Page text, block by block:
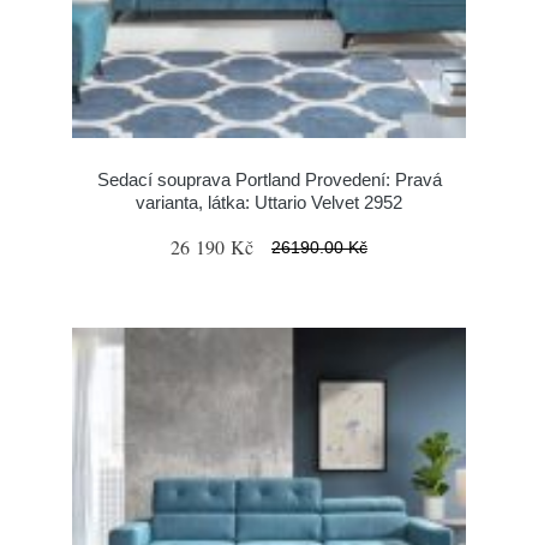
Sedací souprava Portland Provedení: Pravá
varianta, látka: Uttario Velvet 2952
26 190 Kč 26190.00 Kč